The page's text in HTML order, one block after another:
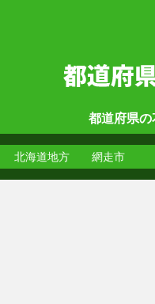
都道府県の
北海道地方 網走市